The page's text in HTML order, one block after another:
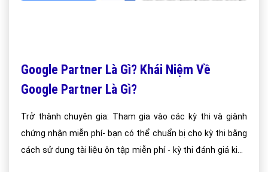
Google Partner Là Gì? Khái Niệm Về
Google Partner Là Gì?
Trở thành chuyên gia: Tham gia vào các kỳ thi và giành
chứng nhận miễn phí- bạn có thể chuẩn bị cho kỳ thi bằng
cách sử dụng tài liệu ôn tập miễn phí - kỳ thi đánh giá kiến